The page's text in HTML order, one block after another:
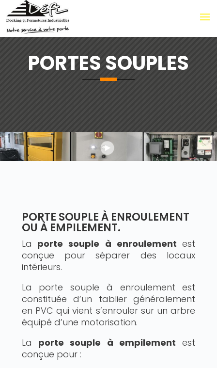
PORTES SOUPLES
PORTE SOUPLE À ENROULEMENT
OU À EMPILEMENT.
La porte souple à enroulement est
conçue pour séparer des locaux
intérieurs.
La porte souple à enroulement est
constituée d’un tablier généralement
en PVC qui vient s’enrouler sur un arbre
équipé d’une motorisation.
La porte souple à empilement est
conçue pour :